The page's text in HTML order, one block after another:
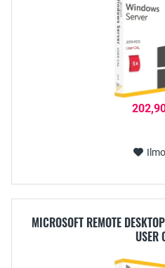
MICROSOFT REMOTE
USER